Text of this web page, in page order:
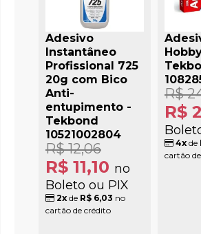
Adesivo
Instantâneo
Profissional 725
20g com Bico
Anti-
entupimento -
Tekbond
10521002804
R$ 11,10 no
Boleto ou PIX
R$ 12,06
2x de R$ 6,03 no
cartão de crédito
R$
R$
4xde
cartão